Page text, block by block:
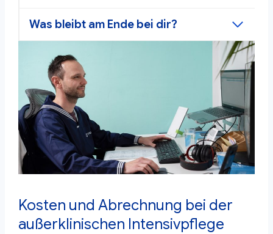
Was bleibt am Ende bei dir?
Kosten und Abrechnung bei der
außerklinischen Intensivpflege